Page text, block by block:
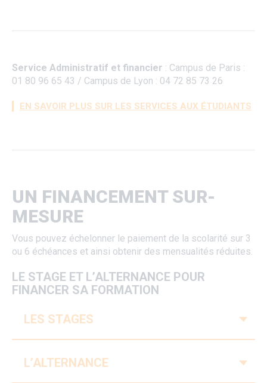
Service Administratif et financier : Campus de Paris :
01 80 96 65 43 / Campus de Lyon : 04 72 85 73 26
EN SAVOIR PLUS SUR LES SERVICES AUX ÉTUDIANTS
UN FINANCEMENT SUR-
MESURE
Vous pouvez échelonner le paiement de la scolarité sur 3
ou 6 échéances et ainsi obtenir des mensualités réduites.
LE STAGE ET L’ALTERNANCE POUR
FINANCER SA FORMATION
LES STAGES
L’ALTERNANCE